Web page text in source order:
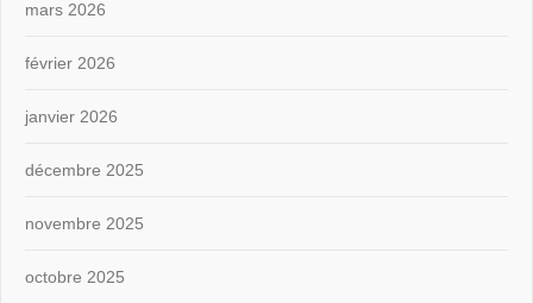
mars 2026
février 2026
janvier 2026
décembre 2025
novembre 2025
octobre 2025